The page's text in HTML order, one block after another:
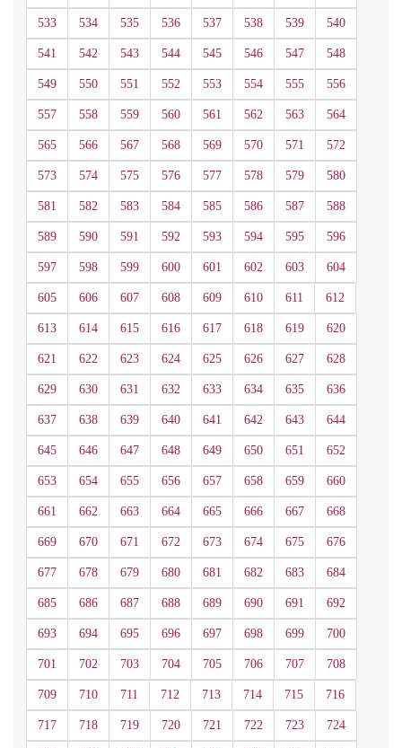
533 534 535 536 537 538 539 540
541 542 543 544 545 546 547 548
549 550 551 552 553 554 555 556
557 558 559 560 561 562 563 564
565 566 567 568 569 570 571 572
573 574 575 576 577 578 579 580
581 582 583 584 585 586 587 588
589 590 591 592 593 594 595 596
597 598 599 600 601 602 603 604
605 606 607 608 609 610 611 612
613 614 615 616 617 618 619 620
621 622 623 624 625 626 627 628
629 630 631 632 633 634 635 636
637 638 639 640 641 642 643 644
645 646 647 648 649 650 651 652
653 654 655 656 657 658 659 660
661 662 663 664 665 666 667 668
669 670 671 672 673 674 675 676
677 678 679 680 681 682 683 684
685 686 687 688 689 690 691 692
693 694 695 696 697 698 699 700
701 702 703 704 705 706 707 708
709 710 711 712 713 714 715 716
717 718 719 720 721 722 723 724